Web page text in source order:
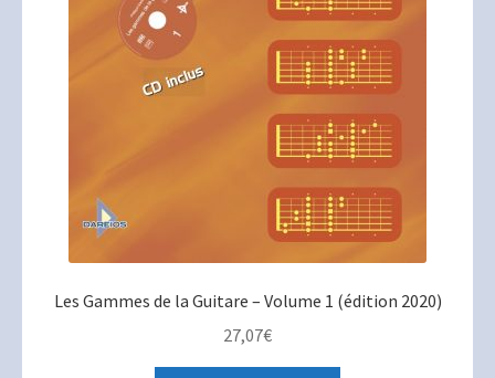
Les Gammes de la Guitare – Volume 1 (édition 2020)
27,07€